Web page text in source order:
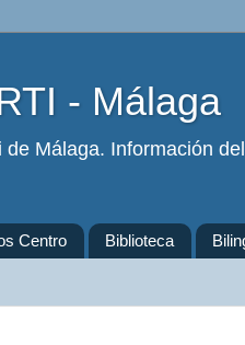
- Málaga
Málaga. Información
Centro Biblioteca